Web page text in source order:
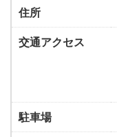
住所
交通アクセス
駐車場